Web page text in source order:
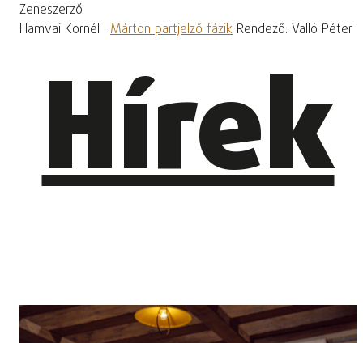
Zeneszerző
Hamvai Kornél : Márton partjelző fázik Rendező: Valló Péter
Hírek